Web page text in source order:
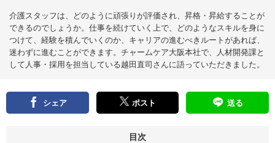
介護スタッフは、どのように頑張りが評価され、昇格・昇給することが
できるのでしょうか。仕事を続けていく上で、どのようなスキルを身に
つけて、経験を積んでいくのか、キャリアの進むべきルートがあれば、
迷わずに進むことができます。チャームケア大阪本社で、人材開発課と
して人事・採用を担当している越田直司さんに語っていただきました。
シェア ポスト 送る
目次